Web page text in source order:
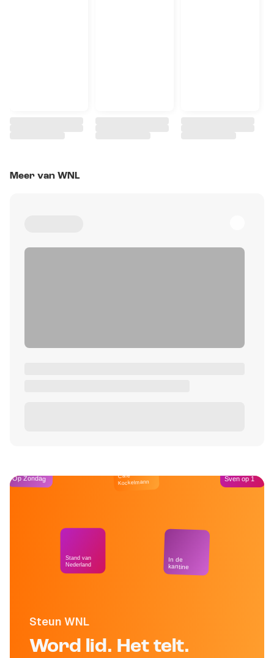
Meer van WNL
Steun WNL
Word lid. Het telt.
Op Zondag
Stand van
Nederland
Café
Kockelmann
In de
kantine
Sven op 1